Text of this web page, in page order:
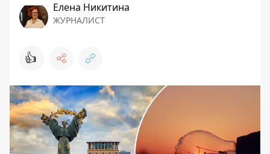
Елена Никитина
ЖУРНАЛИСТ
👍